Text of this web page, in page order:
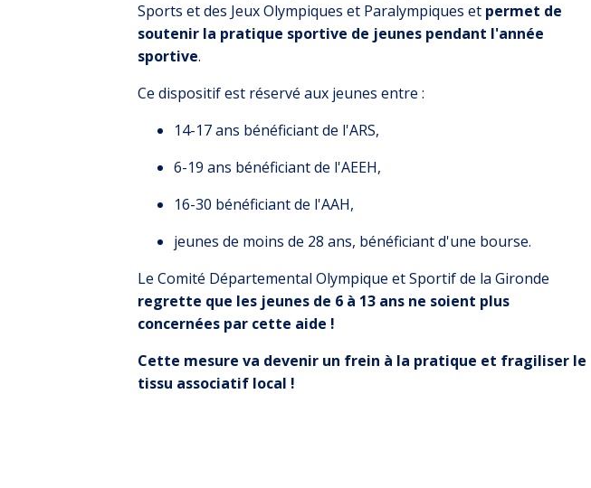
Sports et des Jeux Olympiques et Paralympiques et permet de
soutenir la pratique sportive de jeunes pendant l'année
sportive.
Ce dispositif est réservé aux jeunes entre :
14-17 ans bénéficiant de l'ARS,
6-19 ans bénéficiant de l'AEEH,
16-30 bénéficiant de l'AAH,
jeunes de moins de 28 ans, bénéficiant d'une bourse.
Le Comité Départemental Olympique et Sportif de la Gironde
regrette que les jeunes de 6 à 13 ans ne soient plus
concernées par cette aide !
Cette mesure va devenir un frein à la pratique et fragiliser le
tissu associatif local !